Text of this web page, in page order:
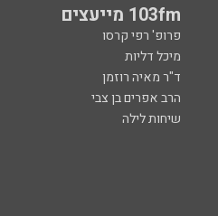
103fm מייעצים
פרופ' רפי קרסו
מיכל דליות
ד"ר מאיה רוזמן
הרב אפרים בן צבי
שיחות לילה